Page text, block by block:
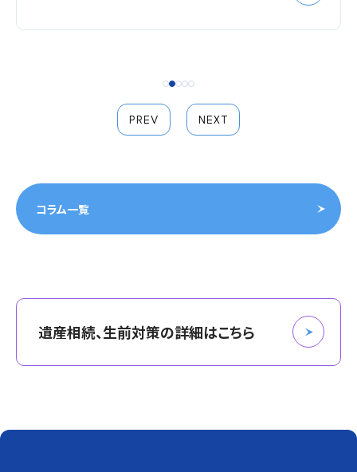
PREV NEXT
コラム一覧
遺産相続、生前対策の詳細はこちら